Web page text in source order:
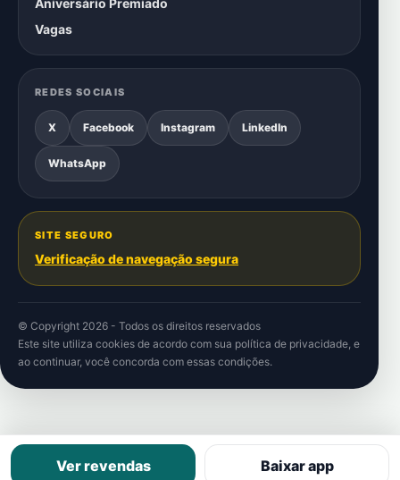
Aniversário Premiado
Vagas
REDES SOCIAIS
X Facebook Instagram LinkedIn
WhatsApp
SITE SEGURO
Verificação de navegação segura
© Copyright 2026 - Todos os direitos reservados
Este site utiliza cookies de acordo com sua política de privacidade, e
ao continuar, você concorda com essas condições.
Ver revendas Baixar app